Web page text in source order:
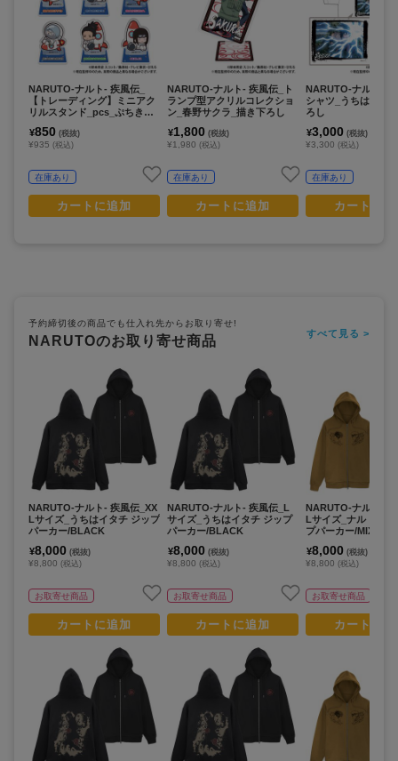
NARUTO-ナルト- 疾風伝_
【トレーディング】ミニアク
リルスタンド_pcs_ぷちきゅ
¥850 (税抜)
¥935 (税込)
在庫あり
カートに追加
NARUTO-ナルト- 疾風伝_ト
ランプ型アクリルコレクショ
ン_春野サクラ_描き下ろし
¥1,800 (税抜)
¥1,980 (税込)
在庫あり
カートに追加
NARUTO-ナルト-
シャツ_うちはサス
ろし
¥3,000 (税抜)
¥3,300 (税込)
在庫あり
カートに
予約締切後の商品でも仕入れ先からお取り寄せ!
NARUTOのお取り寄せ商品 すべて見る >
NARUTO-ナルト- 疾風伝_XX
Lサイズ_うちはイタチ ジップ
パーカー/BLACK
¥8,000 (税抜)
¥8,800 (税込)
お取寄せ商品
カートに追加
NARUTO-ナルト- 疾風伝_L
サイズ_うちはイタチ ジップ
パーカー/BLACK
¥8,000 (税抜)
¥8,800 (税込)
お取寄せ商品
カートに追加
NARUTO-ナルト-
Lサイズ_ナルト&サ
プパーカー/MIX
¥8,000 (税抜)
¥8,800 (税込)
お取寄せ商品
カートに